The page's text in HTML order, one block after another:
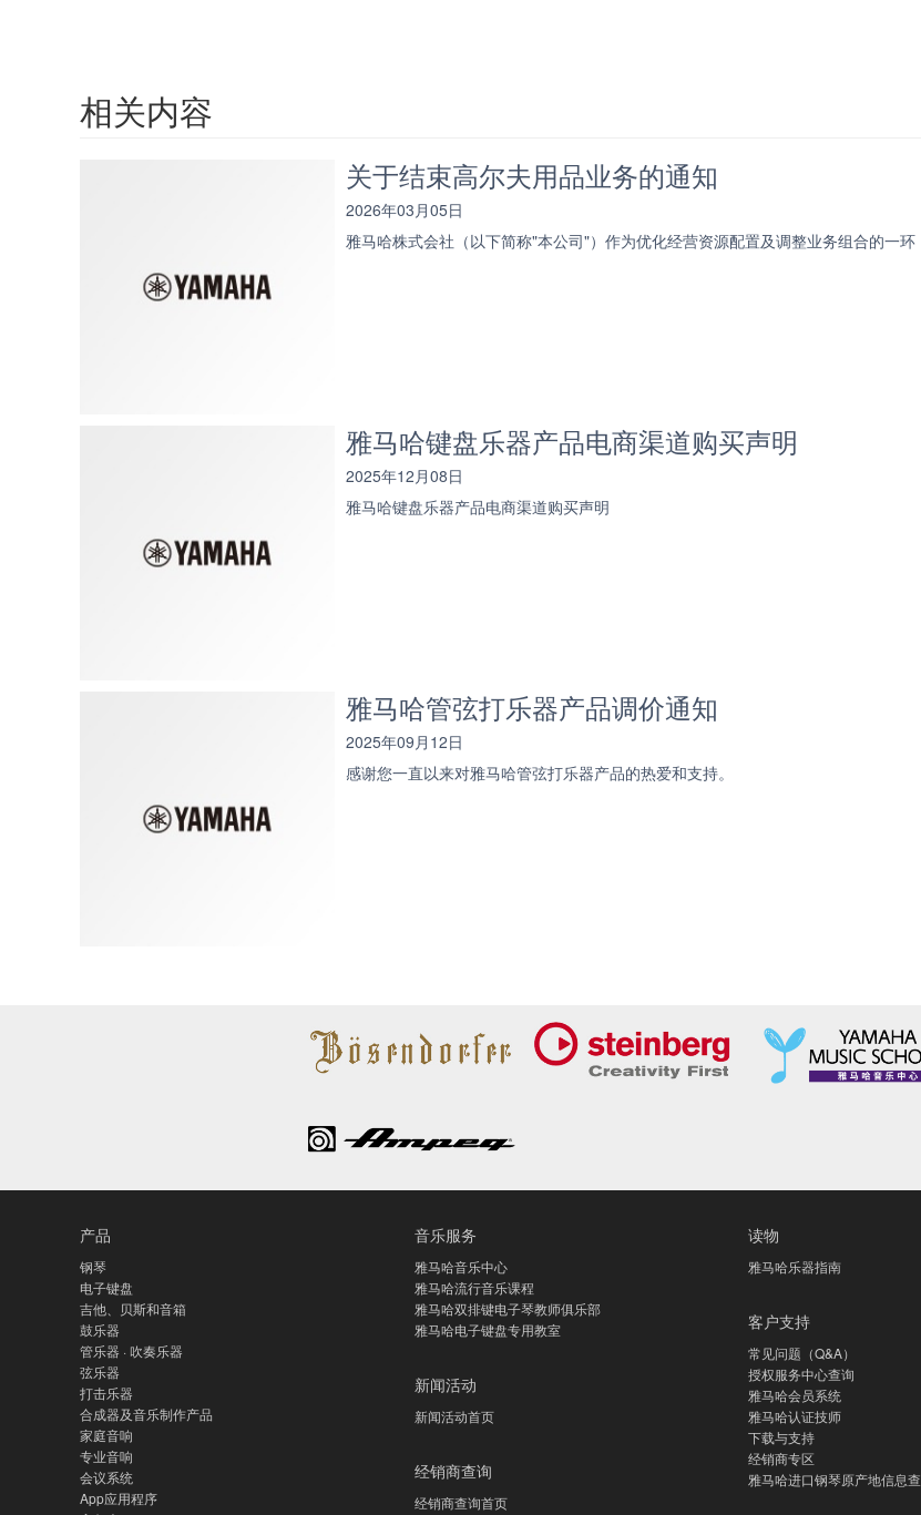
相关内容
关于结束高尔夫用品业务的通知
2026年03月05日
雅马哈株式会社（以下简称"本公司"）作为优化经营资源配置及调整业务组合的一环
雅马哈键盘乐器产品电商渠道购买声明
2025年12月08日
雅马哈键盘乐器产品电商渠道购买声明
雅马哈管弦打乐器产品调价通知
2025年09月12日
感谢您一直以来对雅马哈管弦打乐器产品的热爱和支持。
产品
钢琴
电子键盘
吉他、贝斯和音箱
鼓乐器
管乐器 · 吹奏乐器
弦乐器
打击乐器
合成器及音乐制作产品
家庭音响
专业音响
会议系统
App应用程序
音乐服务
雅马哈音乐中心
雅马哈流行音乐课程
雅马哈双排键电子琴教师俱乐部
雅马哈电子键盘专用教室
新闻活动
新闻活动首页
经销商查询
经销商查询首页
读物
雅马哈乐器指南
客户支持
常见问题（Q&A）
授权服务中心查询
雅马哈会员系统
雅马哈认证技师
下载与支持
经销商专区
雅马哈进口钢琴原产地信息